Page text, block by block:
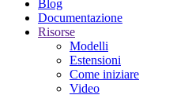
Blog
Documentazione
Risorse
Modelli
Estensioni
Come iniziare
Video